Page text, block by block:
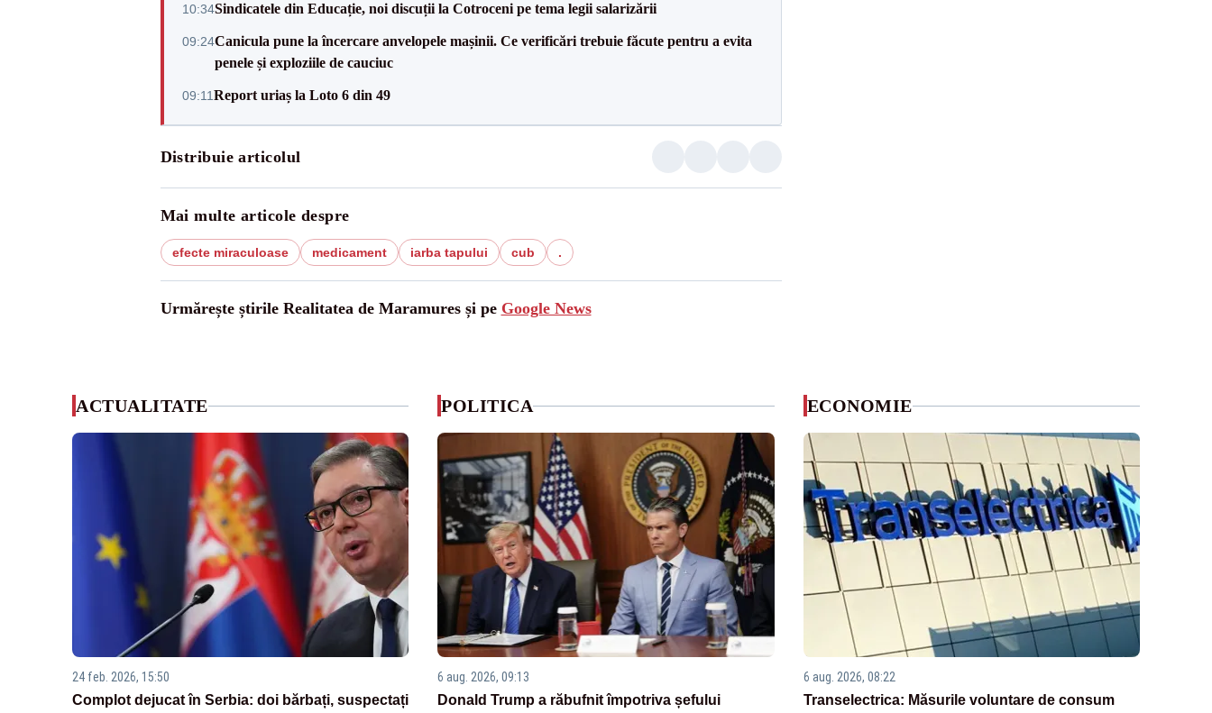
10:34Sindicatele din Educație, noi discuții la Cotroceni pe tema legii salarizării
09:24Canicula pune la încercare anvelopele mașinii. Ce verificări trebuie făcute pentru a evita
penele și exploziile de cauciuc
09:11Report uriaș la Loto 6 din 49
Distribuie articolul
Mai multe articole despre
efecte miraculoase medicament iarba tapului cub .
Urmărește știrile Realitatea de Maramures și pe Google News
ACTUALITATE
24 feb. 2026, 15:50
Complot dejucat în Serbia: doi bărbați, suspectați
POLITICA
6 aug. 2026, 09:13
Donald Trump a răbufnit împotriva șefului
ECONOMIE
6 aug. 2026, 08:22
Transelectrica: Măsurile voluntare de consum